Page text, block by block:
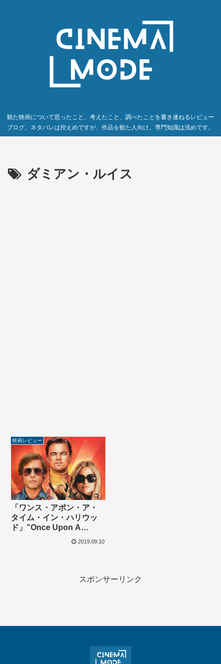
観た映画について思ったこと、考えたこと、調べたことを書き連ねるレビュー
ブログ。ネタバレは控えめですが、作品を観た人向け。専門知識は浅めです。
ダミアン・ルイス
映画レビュー
「ワンス・アポン・ア・
タイム・イン・ハリウッ
ド」”Once Upon A
2019.09.10
スポンサーリンク